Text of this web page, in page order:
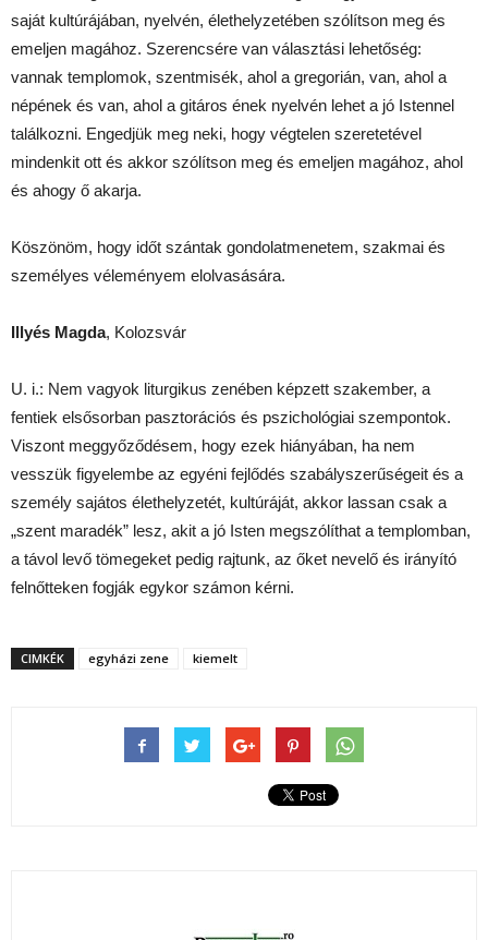
saját kultúrájában, nyelvén, élethelyzetében szólítson meg és
emeljen magához. Szerencsére van választási lehetőség:
vannak templomok, szentmisék, ahol a gregorián, van, ahol a
népének és van, ahol a gitáros ének nyelvén lehet a jó Istennel
találkozni. Engedjük meg neki, hogy végtelen szeretetével
mindenkit ott és akkor szólítson meg és emeljen magához, ahol
és ahogy ő akarja.
Köszönöm, hogy időt szántak gondolatmenetem, szakmai és
személyes véleményem elolvasására.
Illyés Magda, Kolozsvár
U. i.: Nem vagyok liturgikus zenében képzett szakember, a
fentiek elsősorban pasztorációs és pszichológiai szempontok.
Viszont meggyőződésem, hogy ezek hiányában, ha nem
vesszük figyelembe az egyéni fejlődés szabályszerűségeit és a
személy sajátos élethelyzetét, kultúráját, akkor lassan csak a
„szent maradék” lesz, akit a jó Isten megszólíthat a templomban,
a távol levő tömegeket pedig rajtunk, az őket nevelő és irányító
felnőtteken fogják egykor számon kérni.
CIMKÉK egyházi zene kiemelt